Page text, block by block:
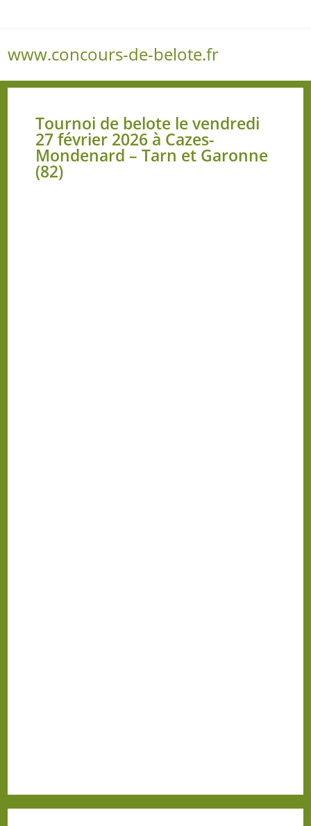
www.concours-de-belote.fr
Tournoi de belote le vendredi
27 février 2026 à Cazes-
Mondenard – Tarn et Garonne
(82)